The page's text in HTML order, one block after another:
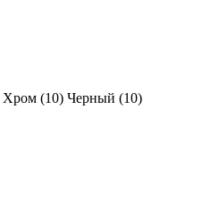
Хром (10) Черный (10)